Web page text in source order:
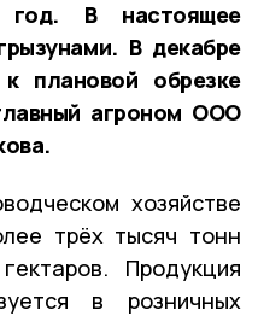
год. В настоящее
В декабре
плановой обрезке
агроном ООО
хозяйстве
трёх тысяч тонн
Продукция
в розничных